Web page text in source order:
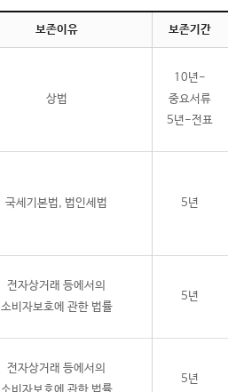
보존이유 보존기간
상법
10년-
중요서류
5년-전표
국세기본법, 법인세법 5년
전자상거래 등에서의
소비자보호에 관한 법률
5년
전자상거래 등에서의
5년